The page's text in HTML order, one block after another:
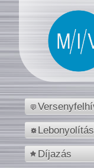
Lebonyolítás
Díjazás